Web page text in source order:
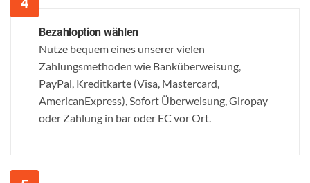
Bezahloption wählen
Nutze bequem eines unserer vielen
Zahlungsmethoden wie Banküberweisung,
PayPal, Kreditkarte (Visa, Mastercard,
AmericanExpress), Sofort Überweisung, Giropay
oder Zahlung in bar oder EC vor Ort.